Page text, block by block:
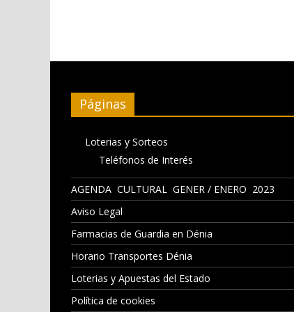
Páginas
Loterias y Sorteos
Teléfonos de Interés
AGENDA CULTURAL GENER / ENERO 2023
Aviso Legal
Farmacias de Guardia en Dénia
Horario Transportes Dénia
Loterias y Apuestas del Estado
Política de cookies